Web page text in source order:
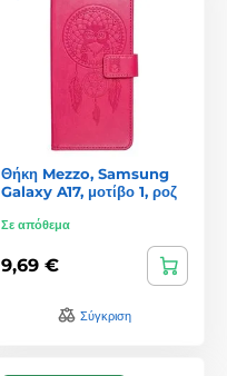
Θήκη Mezzo, Samsung
Galaxy A17, μοτίβο 1, ροζ
Σε απόθεμα
9,69 €
Σύγκριση